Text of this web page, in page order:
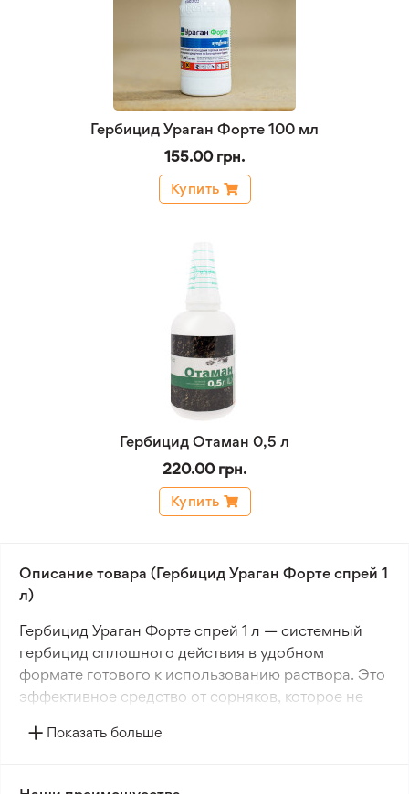
Гербицид Ураган Форте 100 мл
155.00 грн.
Купить
Гербицид Отаман 0,5 л
220.00 грн.
Купить
Описание товара (Гербицид Ураган Форте спрей 1
л)
Гербицид Ураган Форте спрей 1 л — системный
гербицид сплошного действия в удобном
формате готового к использованию раствора. Это
эффективное средство от сорняков, которое не
позволяет быстро приступить к обработке участка.
Показать больше